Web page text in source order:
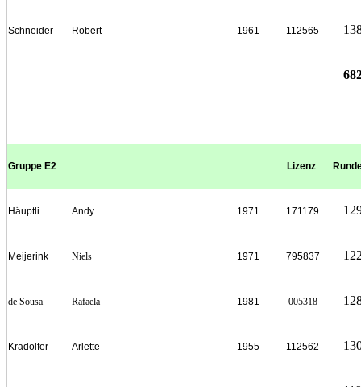
Schneider Robert 1961 112565
Gruppe E2 Lizenz
Häuptli Andy 1971 171179
Meijerink Niels 1971 795837
de Sousa Rafaela 1981 005318
Kradolfer Arlette 1955 112562